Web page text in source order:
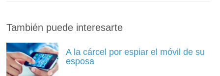
También puede interesarte
A la cárcel por espiar el móvil de su
esposa